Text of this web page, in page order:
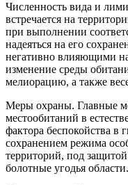
Численность вида и
встречается на
при выполнении
надеяться на его
негативно влияющими на
изменение среды
мелиорацию, а также
Меры охраны. Главные
местообитаний в
фактора беспокойства в
сохранением режима
территорий, под
болотные угодья области.